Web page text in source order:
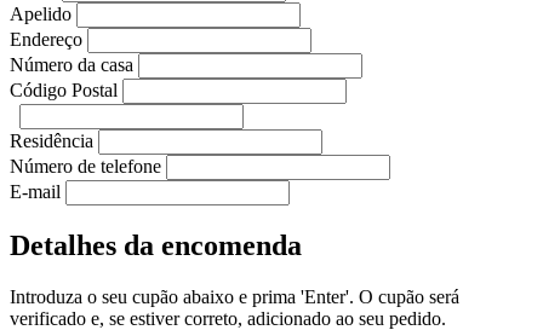
Apelido
Endereço
Número da casa
Código Postal
Residência
Número de telefone
E-mail
Detalhes da encomenda
Introduza o seu cupão abaixo e prima 'Enter'. O cupão será
verificado e, se estiver correto, adicionado ao seu pedido.